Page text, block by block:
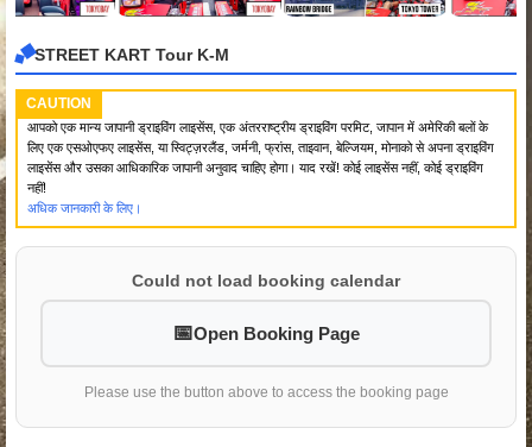
STREET KART Tour K-M
CAUTION
आपको एक मान्य जापानी ड्राइविंग लाइसेंस, एक अंतरराष्ट्रीय ड्राइविंग परमिट, जापान में अमेरिकी बलों के
लिए एक एसओएफए लाइसेंस, या स्विट्ज़रलैंड, जर्मनी, फ्रांस, ताइवान, बेल्जियम, मोनाको से अपना ड्राइविंग
लाइसेंस और उसका आधिकारिक जापानी अनुवाद चाहिए होगा। याद रखें! कोई लाइसेंस नहीं, कोई ड्राइविंग
नहीं!
अधिक जानकारी के लिए।
Could not load booking calendar
Open Booking Page
Please use the button above to access the booking page